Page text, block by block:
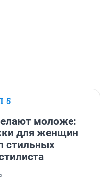
5
моложе:
для женщин
стильных